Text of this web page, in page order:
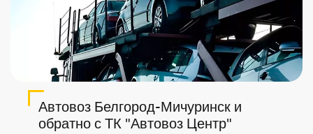
Автовоз Белгород-Мичуринск и
обратно с ТК "Автовоз Центр"